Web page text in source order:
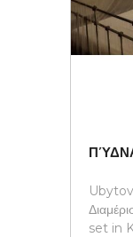
set in